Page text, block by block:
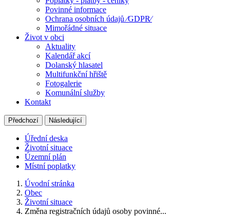
Povinné informace
Ochrana osobních údajů ⁄GDPR⁄
Mimořádné situace
Život v obci
Aktuality
Kalendář akcí
Dolanský hlasatel
Multifunkční hřiště
Fotogalerie
Komunální služby
Kontakt
Předchozí Následující
Úřední deska
Životní situace
Územní plán
Místní poplatky
Úvodní stránka
Obec
Životní situace
Změna registračních údajů osoby povinné...